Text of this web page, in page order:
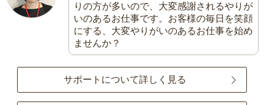
りの方が多いので、大変感謝されるやりが
いのあるお仕事です。お客様の毎日を笑顔
にする、大変やりがいのあるお仕事を始め
ませんか？
サポートについて詳しく見る